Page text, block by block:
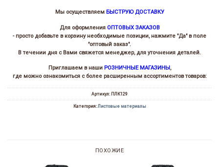
Мы осуществляем БЫСТРУЮ ДОСТАВКУ
Для оформления ОПТОВЫХ ЗАКАЗОВ
- просто добавьте в корзину необходимые позиции, нажмите "Да" в поле
"оптовый заказ".
В течении дня с Вами свяжется менеджер, для уточнения деталей.
Приглашаем в наши РОЗНИЧНЫЕ МАГАЗИНЫ ,
где можно ознакомиться с более расширенным ассортиментов товаров:
Артикул: ПЛК129
Категория: Листовые материалы
ПОХОЖИЕ